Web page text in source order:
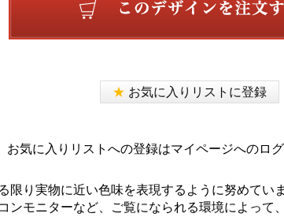
★ お気に入りリストに登録
お気に入りリストへの登録はマイページへのロ
限り実物に近い色味を表現するように努めてい
ンモニターなど、ご覧になられる環境によって